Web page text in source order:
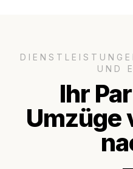
UND
Ihr
Umzüge